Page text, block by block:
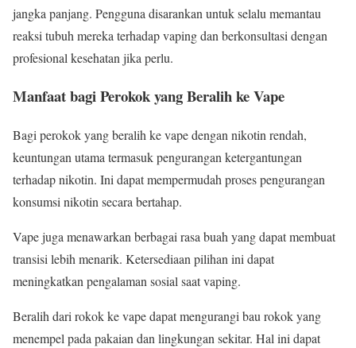
jangka panjang. Pengguna disarankan untuk selalu memantau
reaksi tubuh mereka terhadap vaping dan berkonsultasi dengan
profesional kesehatan jika perlu.
Manfaat bagi Perokok yang Beralih ke Vape
Bagi perokok yang beralih ke vape dengan nikotin rendah,
keuntungan utama termasuk pengurangan ketergantungan
terhadap nikotin. Ini dapat mempermudah proses pengurangan
konsumsi nikotin secara bertahap.
Vape juga menawarkan berbagai rasa buah yang dapat membuat
transisi lebih menarik. Ketersediaan pilihan ini dapat
meningkatkan pengalaman sosial saat vaping.
Beralih dari rokok ke vape dapat mengurangi bau rokok yang
menempel pada pakaian dan lingkungan sekitar. Hal ini dapat